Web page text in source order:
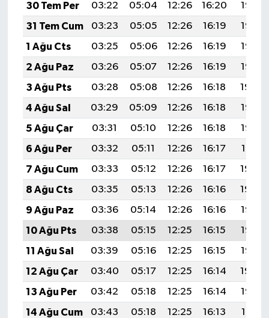
30 Tem Per
03:22 05:04 12:26 16:20
19:38
31 Tem Cum
03:23 05:05 12:26 16:19
19:37
1 Ağu Cts
03:25 05:06 12:26 16:19
19:36
2 Ağu Paz
03:26 05:07 12:26 16:19
19:35
3 Ağu Pts
03:28 05:08 12:26 16:18
19:34
4 Ağu Sal
03:29 05:09 12:26 16:18
19:33
5 Ağu Çar
03:31 05:10 12:26 16:18
19:32
6 Ağu Per
03:32 05:11 12:26 16:17
19:31
7 Ağu Cum
03:33 05:12 12:26 16:17
19:30
8 Ağu Cts
03:35 05:13 12:26 16:16
19:29
9 Ağu Paz
03:36 05:14 12:26 16:16
19:27
10 Ağu Pts
03:38 05:15 12:25 16:15
19:26
11 Ağu Sal
03:39 05:16 12:25 16:15
19:25
12 Ağu Çar
03:40 05:17 12:25 16:14
19:24
13 Ağu Per
03:42 05:18 12:25 16:14
19:22
14 Ağu Cum
03:43 05:18 12:25 16:13
19:21